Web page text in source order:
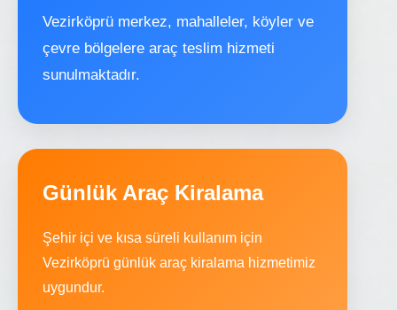
Vezirköprü merkez, mahalleler, köyler ve
çevre bölgelere araç teslim hizmeti
sunulmaktadır.
Günlük Araç Kiralama
Şehir içi ve kısa süreli kullanım için
Vezirköprü günlük araç kiralama hizmetimiz
uygundur.